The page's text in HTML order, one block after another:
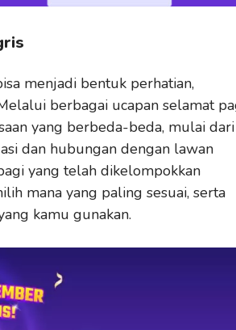
menjadi bentuk perhatian,
berbagai ucapan selamat
yang berbeda-beda, mulai dari
dan hubungan dengan lawan
yang telah dikelompokkan
mana yang paling sesuai, serta
kamu gunakan.